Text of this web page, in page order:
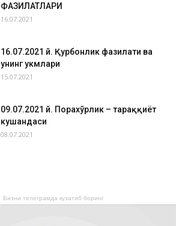
ФАЗИЛАТЛАРИ
16.07.2021
16.07.2021 й. Қурбонлик фазилати ва
унинг ҳукмлари
15.07.2021
09.07.2021 й. Порахўрлик – тараққиёт
кушандаси
08.07.2021
Бизни телеграмда кузатиб боринг